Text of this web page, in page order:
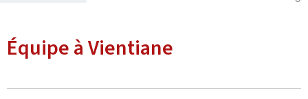
Équipe à Vientiane